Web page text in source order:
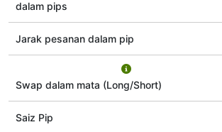
dalam pips
Jarak pesanan dalam pip
Swap dalam mata (Long/Short)
Saiz Pip